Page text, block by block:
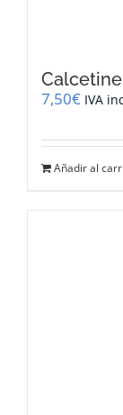
7,50€ IVA
Añadir al